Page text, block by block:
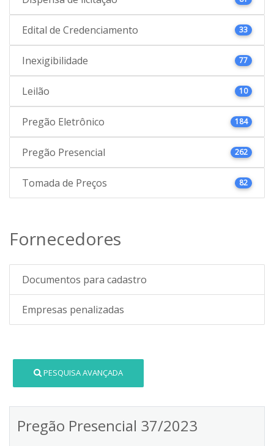
Edital de Credenciamento 33
Inexigibilidade 77
Leilão 10
Pregão Eletrônico 184
Pregão Presencial 262
Tomada de Preços 82
Fornecedores
Documentos para cadastro
Empresas penalizadas
PESQUISA AVANÇADA
Pregão Presencial 37/2023